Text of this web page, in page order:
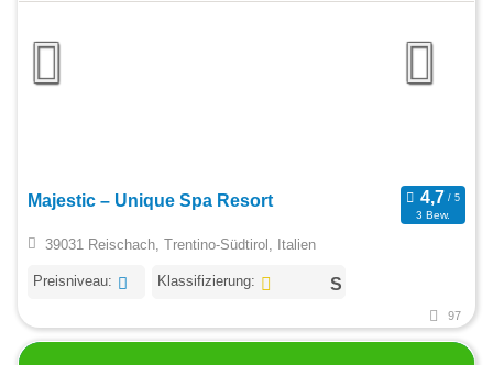
Majestic – Unique Spa Resort
3 Bew.
39031 Reischach, Trentino-Südtirol, Italien
Preisniveau: Klassifizierung:
97